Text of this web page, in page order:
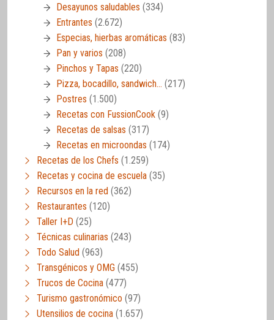
Desayunos saludables (334)
Entrantes (2.672)
Especias, hierbas aromáticas (83)
Pan y varios (208)
Pinchos y Tapas (220)
Pizza, bocadillo, sandwich… (217)
Postres (1.500)
Recetas con FussionCook (9)
Recetas de salsas (317)
Recetas en microondas (174)
Recetas de los Chefs (1.259)
Recetas y cocina de escuela (35)
Recursos en la red (362)
Restaurantes (120)
Taller I+D (25)
Técnicas culinarias (243)
Todo Salud (963)
Transgénicos y OMG (455)
Trucos de Cocina (477)
Turismo gastronómico (97)
Utensilios de cocina (1.657)